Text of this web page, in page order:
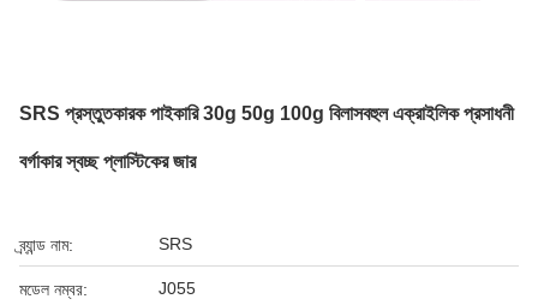
SRS প্রস্তুতকারক পাইকারি 30g 50g 100g বিলাসবহুল এক্রাইলিক প্রসাধনী
বর্গাকার স্বচ্ছ প্লাস্টিকের জার
ব্র্যান্ড নাম: SRS
মডেল নম্বর: J055